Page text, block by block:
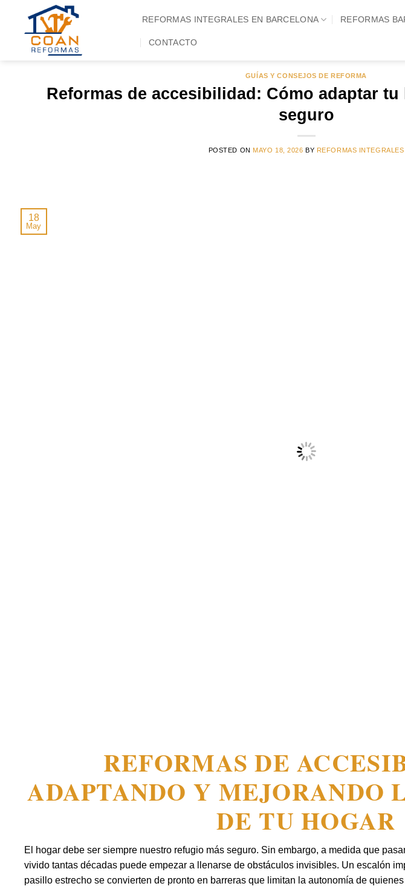
contenido
REFORMAS INTEGRALES EN BARCELONA REFORMAS
CONTACTO
GUÍAS Y CONSEJOS DE REFORMA
Reformas de accesibilidad: Cómo adaptar
seguro
POSTED ON MAYO 18, 2026 BY REFORMAS INTEGRALES
18
May
REFORMAS DE
ADAPTANDO Y MEJORANDO
DE TU HOGAR
El hogar debe ser siempre nuestro refugio más seguro. Sin embargo, a medida que
vivido tantas décadas puede empezar a llenarse de obstáculos invisibles. Un escalón
pasillo estrecho se convierten de pronto en barreras que limitan la autonomía de